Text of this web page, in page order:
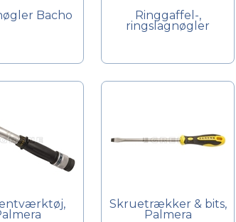
Bacho Ringgaffel-,
ringslagnøgler
Skruetrækker & bits,
Palmera